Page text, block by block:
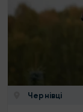
Чернівці